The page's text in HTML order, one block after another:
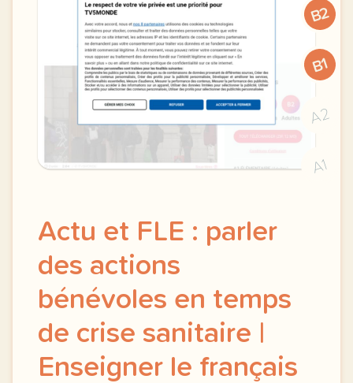
B2
B1
A2
A1
Actu et FLE : parler
des actions
bénévoles en temps
de crise sanitaire |
Enseigner le français